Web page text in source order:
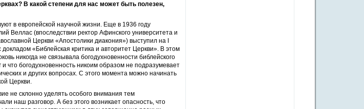
В какой степени для нас может быть полезен,
в европейской научной жизни. Еще в 1936 году
Веллас (впоследствии ректор Афинского университета и
Церкви «Апостолики диакония») выступил на I
«Библейская критика и авторитет Церкви». В этом
никогда не связывала богодухновенности библейского
что богодухновенность никоим образом не подразумевает
и других вопросах. С этого момента можно начинать
Церкви.
не склонно уделять особого внимания тем
наш разговор. А без этого возникает опасность, что